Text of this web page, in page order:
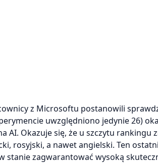
z Microsoftu postanowili
uwzględniono jedynie 26)
Okazuje się, że u szczytu rankingu
rosyjski, a nawet angielski. Ten
stanie zagwarantować wysoką